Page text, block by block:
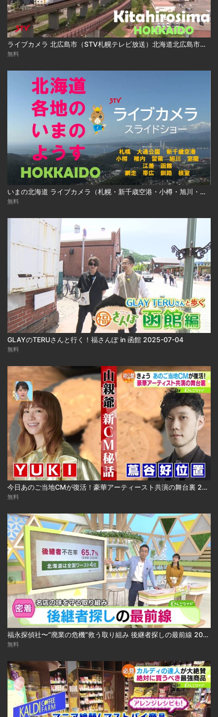
ライブカメラ 北広島市（STV札幌テレビ放送）北海道北広島市／Live Camera Kitahirosima City, Hokkaido
無料
いまの北海道 ライブカメラ（札幌・新千歳空港・小樽・旭川・函館ほか ）
無料
GLAYのTERUさんと行く！福さんぽ in 函館 2025-07-04
無料
今日あのご当地CMが復活！豪華アーティースト共演の舞台裏 2024.03.18放送
無料
福永探偵社〜“廃業の危機”救う取り組み 後継者探しの最前線 2025-04-15
無料